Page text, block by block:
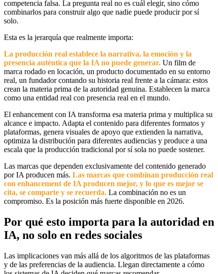
competencia falsa. La pregunta real no es cuál elegir, sino cómo
combinarlos para construir algo que nadie puede producir por sí
solo.
Esta es la jerarquía que realmente importa:
La producción real establece la narrativa, la emoción y la
presencia auténtica que la IA no puede generar. Un film de
marca rodado en locación, un producto documentado en su entorno
real, un fundador contando su historia real frente a la cámara: estos
crean la materia prima de la autoridad genuina. Establecen la marca
como una entidad real con presencia real en el mundo.
El enhancement con IA transforma esa materia prima y multiplica su
alcance e impacto. Adapta el contenido para diferentes formatos y
plataformas, genera visuales de apoyo que extienden la narrativa,
optimiza la distribución para diferentes audiencias y produce a una
escala que la producción tradicional por sí sola no puede sostener.
Las marcas que dependen exclusivamente del contenido generado
por IA producen más. Las marcas que combinan producción real
con enhancement de IA producen mejor, y lo que es mejor se
cita, se comparte y se recuerda. La combinación no es un
compromiso. Es la posición más fuerte disponible en 2026.
Por qué esto importa para la autoridad en
IA, no solo en redes sociales
Las implicaciones van más allá de los algoritmos de las plataformas
y de las preferencias de la audiencia. Llegan directamente a cómo